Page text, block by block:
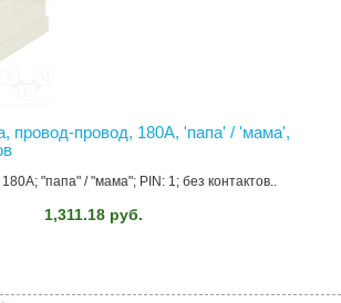
провод-провод, 180A, 'папа' / 'мама',
"папа" / "мама"; PIN: 1; без контактов..
1,311.18 руб.